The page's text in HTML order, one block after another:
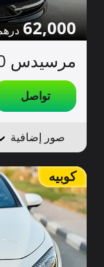
62,000
مرسيدس S350 للبيع
تواصل
صور إضافية
كوبيه